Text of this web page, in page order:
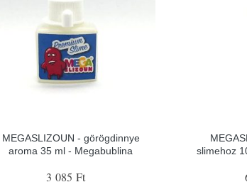
MEGASLIZOUN - görögdinnye
aroma 35 ml - Megabublina
3 085 Ft
slimehoz